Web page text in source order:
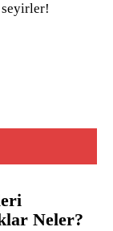
Neler?